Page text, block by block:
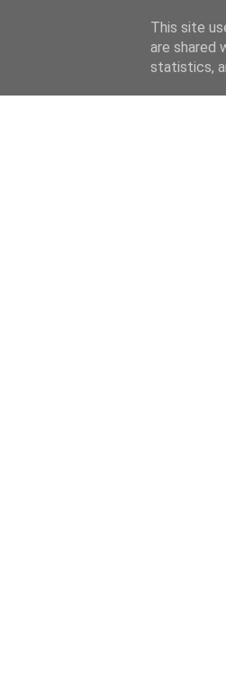
This site
are shared
statistics,